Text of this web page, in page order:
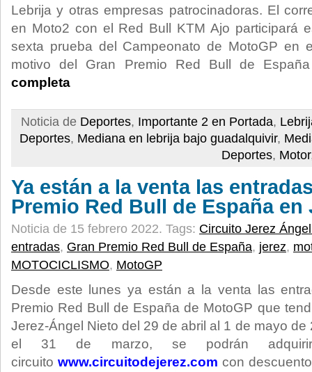
Lebrija y otras empresas patrocinadoras. El
en Moto2 con el Red Bull KTM Ajo participará
sexta prueba del Campeonato de MotoGP en
motivo del Gran Premio Red Bull de
completa
Noticia de Deportes, Importante 2 en Portada,
Deportes, Mediana en lebrija bajo guadalquivir,
Deportes, Motor
Ya están a la venta las
Premio Red Bull de España en
Noticia de 15 febrero 2022. Tags: Circuito Jerez
entradas, Gran Premio Red Bull de España, jerez,
MOTOCICLISMO, MotoGP
Desde este lunes ya están a la venta las
Premio Red Bull de España de MotoGP que
Jerez-Ángel Nieto del 29 de abril al 1 de mayo
el 31 de marzo, se podrán
circuitowww.circuitodejerez.com con